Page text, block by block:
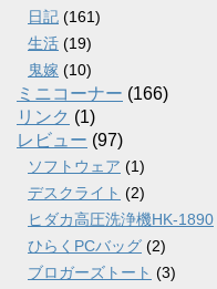
日記 (161)
生活 (19)
鬼嫁 (10)
ミニコーナー (166)
リンク (1)
レビュー (97)
ソフトウェア (1)
デスクライト (2)
ヒダカ高圧洗浄機HK-1890
ひらくPCバッグ (2)
ブロガーズトート (3)